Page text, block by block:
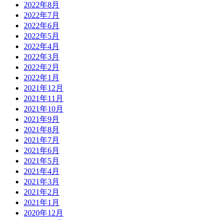
2022年8月
2022年7月
2022年6月
2022年5月
2022年4月
2022年3月
2022年2月
2022年1月
2021年12月
2021年11月
2021年10月
2021年9月
2021年8月
2021年7月
2021年6月
2021年5月
2021年4月
2021年3月
2021年2月
2021年1月
2020年12月